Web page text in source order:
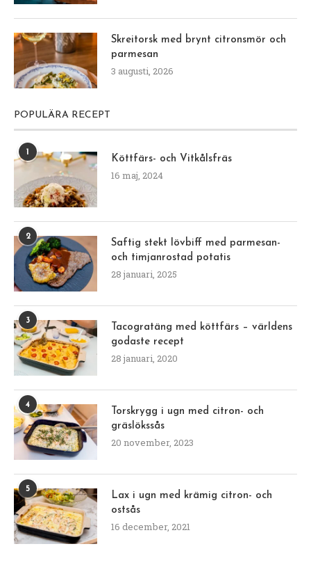
Skreitorsk med brynt citronsmör och
parmesan
3 augusti, 2026
POPULÄRA RECEPT
Köttfärs- och Vitkålsfräs
16 maj, 2024
2
Saftig stekt lövbiff med parmesan-
och timjanrostad potatis
28 januari, 2025
3
Tacogratäng med köttfärs – världens
godaste recept
28 januari, 2020
4
Torskrygg i ugn med citron- och
gräslökssås
20 november, 2023
5
Lax i ugn med krämig citron- och
ostsås
16 december, 2021